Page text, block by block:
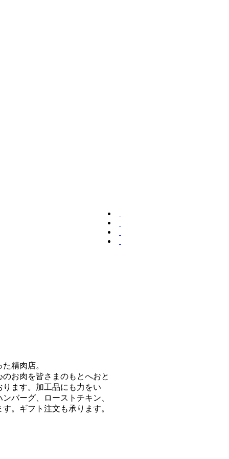
精肉店。
お肉を皆さまのもとへおと
ます。加工品にも力をい
バーグ、ローストチキン、
。ギフト注文も承ります。